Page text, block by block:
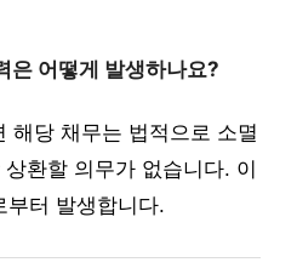
은 어떻게 발생하나요?
해당 채무는 법적으로 소멸
환할 의무가 없습니다. 이
부터 발생합니다.